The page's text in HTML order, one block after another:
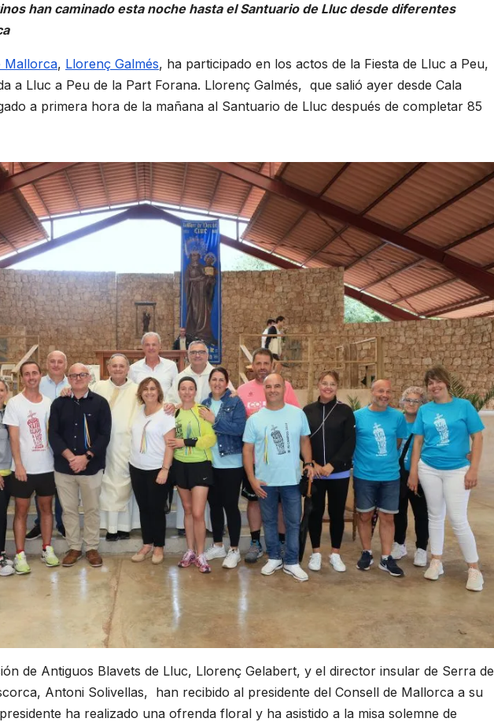
han caminado esta noche hasta el Santuario de Lluc desde diferentes
Mallorca, Llorenç Galmés, ha participado en los actos de la Fiesta de Lluc a Peu,
a Lluc a Peu de la Part Forana. Llorenç Galmés, que salió ayer desde Cala
a primera hora de la mañana al Santuario de Lluc después de completar 85
de Antiguos Blavets de Lluc, Llorenç Gelabert, y el director insular de Serra de
Antoni Solivellas, han recibido al presidente del Consell de Mallorca a su
ha realizado una ofrenda floral y ha asistido a la misa solemne de